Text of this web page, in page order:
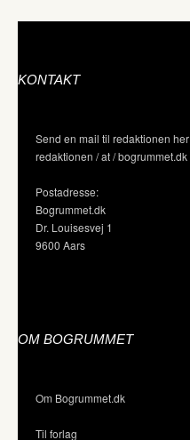
KONTAKT
Send en mail til redaktionen her
redaktionen / at / bogrummet.dk
Postadresse:
Bogrummet.dk
Dr. Louisesvej 1
9600 Aars
OM BOGRUMMET
Om Bogrummet.dk
Til forlag